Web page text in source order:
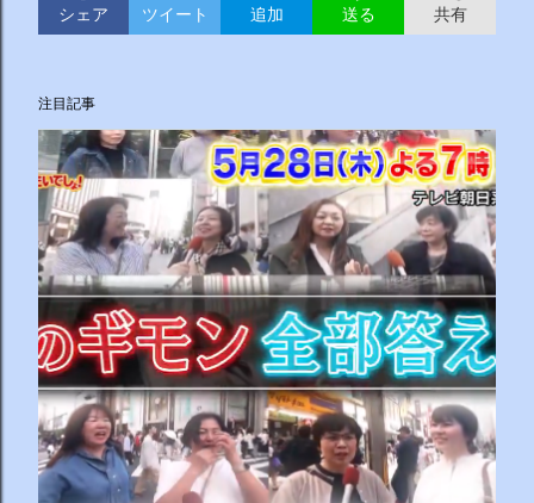
シェア ツイート 追加 送る 共有
注目記事